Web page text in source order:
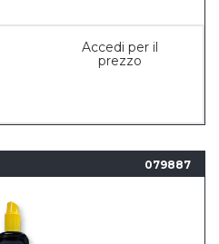
Accedi per il
prezzo
079887